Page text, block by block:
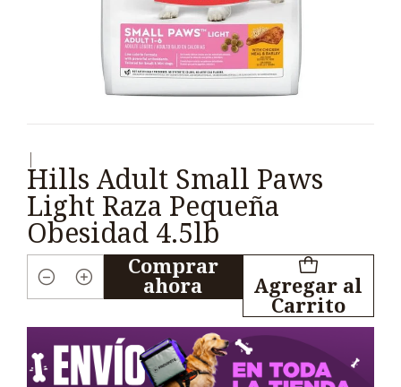
Hills Adult Small Paws
Light Raza Pequeña
Obesidad 4.5lb
Cantidad
Agregar al
Carrito
Comprar
ahora